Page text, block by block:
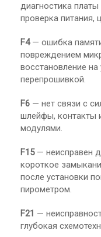
диагностика
проверка питания,
F4— ошибка памяти
повреждением
восстановление
перепрошивкой.
F6 — нет связи с
шлейфы, контакты
модулями.
F15— неисправен
короткое
после установки
пирометром.
F21 —
глубокая